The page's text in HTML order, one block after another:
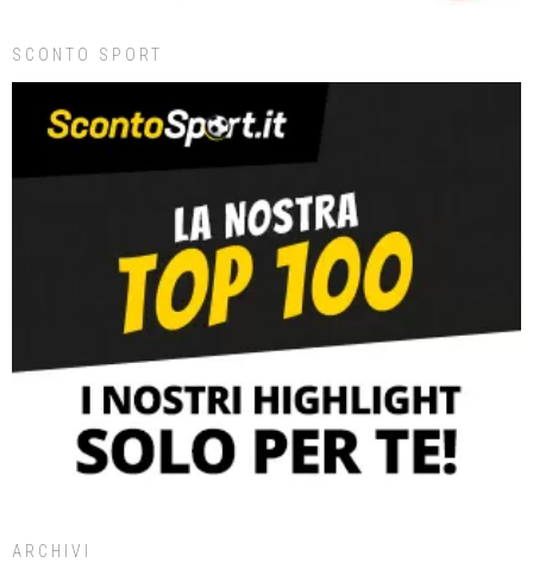
SCONTO SPORT
ARCHIVI